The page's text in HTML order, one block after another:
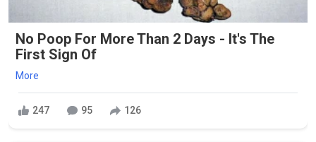
No Poop For More Than 2 Days - It's The
First Sign Of
More
247 95 126